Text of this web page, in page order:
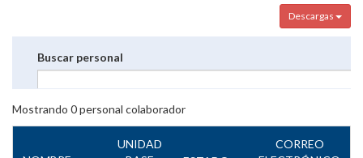
Descargas
Buscar personal
Mostrando 0personal colaborador
UNIDAD
CORREO